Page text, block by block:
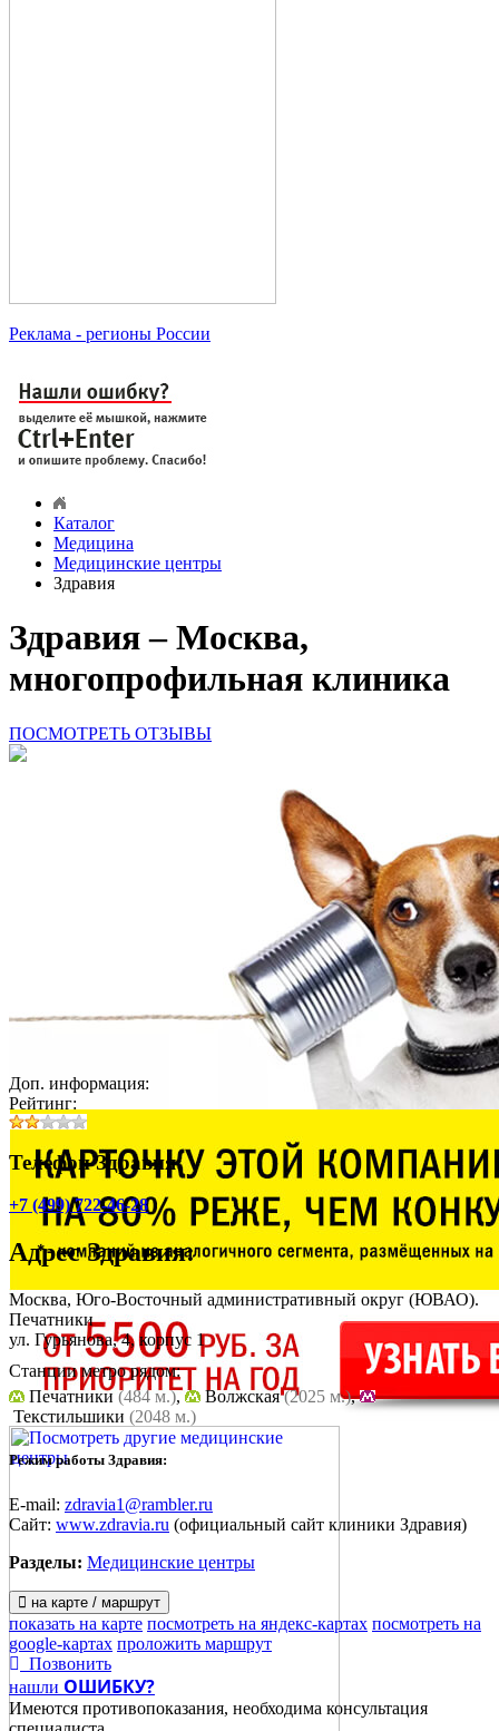
Реклама - регионы России
Каталог
Медицина
Медицинские центры
Здравия
Здравия – Москва,
многопрофильная клиника
ПОСМОТРЕТЬ ОТЗЫВЫ
Доп. информация:
Рейтинг:
Телефон Здравия:
+7 (499) 722-46-28
АдресЗдравия:
Москва, Юго-Восточный административный округ (ЮВАО).
Печатники
ул. Гурьянова, 4, корпус 1
Станции метро рядом:
Печатники (484 м.), Волжская(2025 м.),
Текстильшики (2048 м.)
Режим работы Здравия:
E-mail: zdravia1@rambler.ru
Сайт: www.zdravia.ru (официальный сайт клиники Здравия)
Разделы: Медицинские центры
на карте / маршрут
показать на карте посмотреть на яндекс-картах посмотреть на
google-картах проложить маршрут
Позвонить
нашли ОШИБКУ?
Имеются противопоказания, необходима консультация